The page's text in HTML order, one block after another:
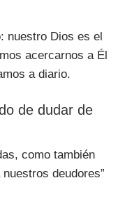
nuestro Dios es el
acercarnos a Él
a diario.
de dudar de
como también
deudores”